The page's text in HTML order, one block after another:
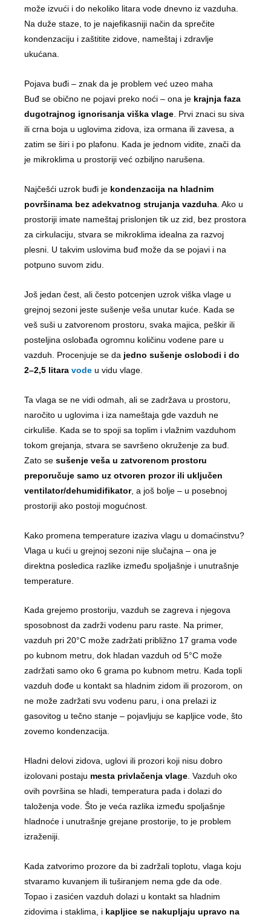
može izvući i do nekoliko litara vode dnevno iz vazduha.
Na duže staze, to je najefikasniji način da sprečite
kondenzaciju i zaštitite zidove, nameštaj i zdravlje
ukućana.
Pojava buđi – znak da je problem već uzeo maha
Buđ se obično ne pojavi preko noći – ona je krajnja faza
dugotrajnog ignorisanja viška vlage . Prvi znaci su siva
ili crna boja u uglovima zidova, iza ormana ili zavesa, a
zatim se širi i po plafonu. Kada je jednom vidite, znači da
je mikroklima u prostoriji već ozbiljno narušena.
Najčešći uzrok buđi je kondenzacija na hladnim
površinama bez adekvatnog strujanja vazduha . Ako u
prostoriji imate nameštaj prislonjen tik uz zid, bez prostora
za cirkulaciju, stvara se mikroklima idealna za razvoj
plesni. U takvim uslovima buđ može da se pojavi i na
potpuno suvom zidu.
Još jedan čest, ali često potcenjen uzrok viška vlage u
grejnoj sezoni jeste sušenje veša unutar kuće. Kada se
veš suši u zatvorenom prostoru, svaka majica, peškir ili
posteljina oslobađa ogromnu količinu vodene pare u
vazduh. Procenjuje se da jedno sušenje oslobodi i do
2–2,5 litara vode u vidu vlage.
Ta vlaga se ne vidi odmah, ali se zadržava u prostoru,
naročito u uglovima i iza nameštaja gde vazduh ne
cirkuliše. Kada se to spoji sa toplim i vlažnim vazduhom
tokom grejanja, stvara se savršeno okruženje za buđ.
Zato se sušenje veša u zatvorenom prostoru
preporučuje samo uz otvoren prozor ili uključen
ventilator/dehumidifikator, a još bolje – u posebnoj
prostoriji ako postoji mogućnost.
Kako promena temperature izaziva vlagu u domaćinstvu?
Vlaga u kući u grejnoj sezoni nije slučajna – ona je
direktna posledica razlike između spoljašnje i unutrašnje
temperature.
Kada grejemo prostoriju, vazduh se zagreva i njegova
sposobnost da zadrži vodenu paru raste. Na primer,
vazduh pri 20°C može zadržati približno 17 grama vode
po kubnom metru, dok hladan vazduh od 5°C može
zadržati samo oko 6 grama po kubnom metru. Kada topli
vazduh dođe u kontakt sa hladnim zidom ili prozorom, on
ne može zadržati svu vodenu paru, i ona prelazi iz
gasovitog u tečno stanje – pojavljuju se kapljice vode, što
zovemo kondenzacija.
Hladni delovi zidova, uglovi ili prozori koji nisu dobro
izolovani postaju mesta privlačenja vlage. Vazduh oko
ovih površina se hladi, temperatura pada i dolazi do
taloženja vode. Što je veća razlika između spoljašnje
hladnoće i unutrašnje grejane prostorije, to je problem
izraženiji.
Kada zatvorimo prozore da bi zadržali toplotu, vlaga koju
stvaramo kuvanjem ili tuširanjem nema gde da ode.
Topao i zasićen vazduh dolazi u kontakt sa hladnim
zidovima i staklima, i kapljice se nakupljaju upravo na